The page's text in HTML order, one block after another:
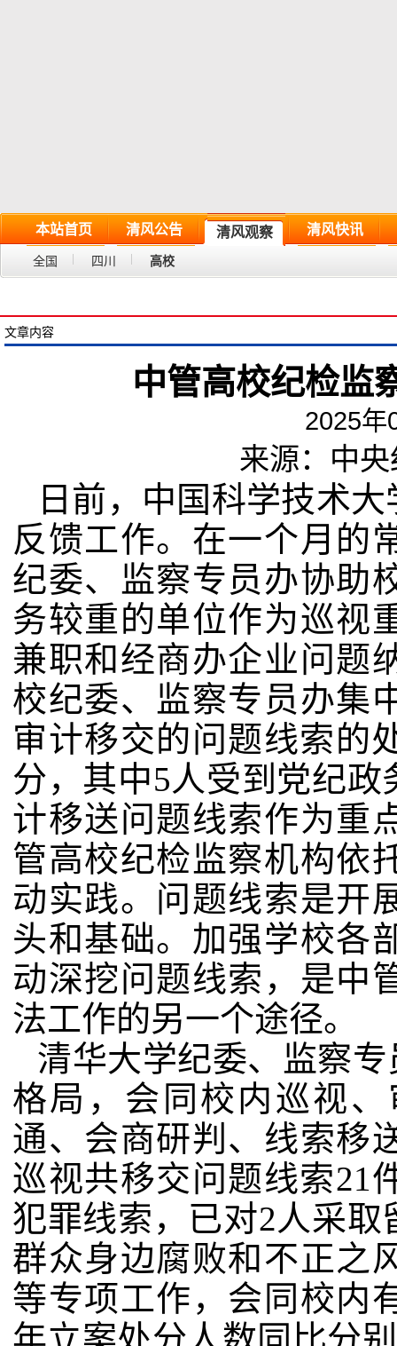
本站首页 清风公告 清风观察 清风快讯
全国 四川 高校
文章内容
中管高校纪检监
2025
来源：中
日前，中国科学技术
反馈工作。在一个月的
纪委、监察专员办协助
务较重的单位作为巡视
兼职和经商办企业问题
校纪委、监察专员办集
审计移交的问题线索的
分，其中5人受到党纪政
计移送问题线索作为重
管高校纪检监察机构依
动实践。 问题线索是开
头和基础。加强学校各
动深挖问题线索，是中
法工作的另一个途径。
清华大学纪委、监察
格局，会同校内巡视
通、会商研判、线索移
巡视共移交问题线索21
犯罪线索，已对2人采取
群众身边腐败和不正之
等专项工作，会同校内